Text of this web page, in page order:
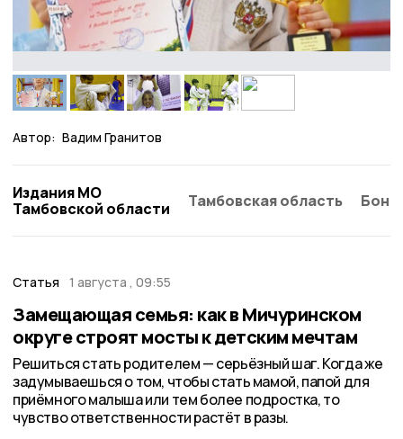
Автор: Вадим Гранитов
Издания МО
Тамбовской области
Тамбовская область
Статья 1 августа , 09:55
Замещающая семья: как в Мичуринском
округе строят мосты к детским мечтам
Решиться стать родителем — серьёзный шаг. Когда же
задумываешься о том, чтобы стать мамой, папой для
приёмного малыша или тем более подростка, то
чувство ответственности растёт в разы.